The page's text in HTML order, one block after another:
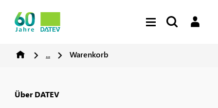
... Warenkorb
Über DATEV